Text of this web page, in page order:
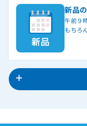
新品
午前９
もちろ